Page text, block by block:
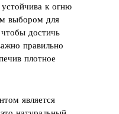
к огню
выбором для
достичь
правильно
плотное
является